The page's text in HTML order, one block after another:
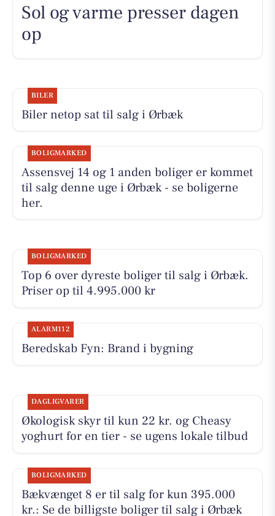
Sol og varme presser dagen
op
BILER
Biler netop sat til salg i Ørbæk
BOLIGMARKED
Assensvej 14 og 1 anden boliger er kommet
til salg denne uge i Ørbæk - se boligerne
her.
BOLIGMARKED
Top 6 over dyreste boliger til salg i Ørbæk.
Priser op til 4.995.000 kr
ALARM112
Beredskab Fyn: Brand i bygning
DAGLIGVARER
Økologisk skyr til kun 22 kr. og Cheasy
yoghurt for en tier - se ugens lokale tilbud
BOLIGMARKED
Bækvænget 8 er til salg for kun 395.000
kr.: Se de billigste boliger til salg i Ørbæk